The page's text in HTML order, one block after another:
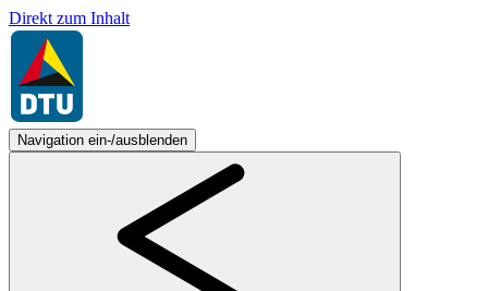
Direkt zum Inhalt
Navigation ein-/ausblenden